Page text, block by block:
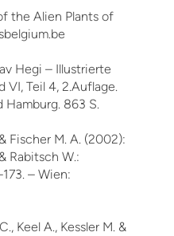
the Alien Plants of
Hegi – Illustrierte
VI, Teil 4, 2.Auflage.
Hamburg. 863 S.
Fischer M. A. (2002):
Rabitsch W.:
– Wien:
Keel A., Kessler M. &